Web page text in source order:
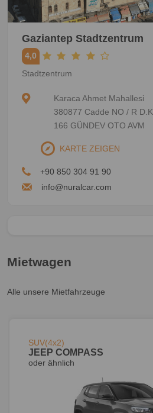
Mietwagen
Alle unsere Mietfahrzeuge
SUV(4x2)
JEEP COMPASS
oder ähnlich
Gaziantep Stadtzentrum
4,0
Stadtzentrum
Karaca Ahmet Mahallesi
380877 Cadde NO / R D.K
166 GÜNDEV OTO AVM
KARTE ZEIGEN
+90 850 304 91 90
info@nuralcar.com